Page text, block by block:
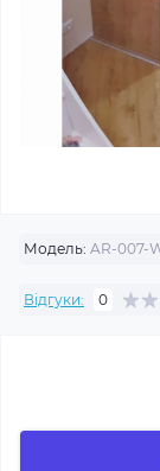
Модель: AR-007-
Відгуки: 0